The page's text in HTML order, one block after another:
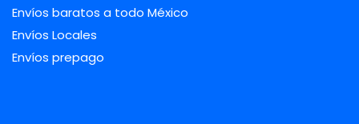
Envíos baratos a todo México
Envíos Locales
Envíos prepago